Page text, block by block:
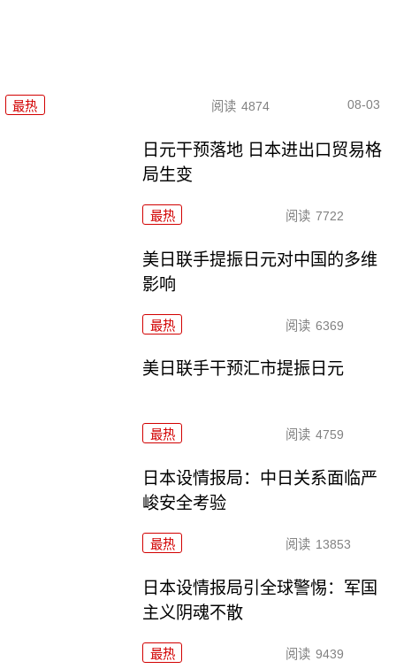
最热 阅读 4874 08-03
日元干预落地 日本进出口贸易格
局生变
最热 阅读 7722
美日联手提振日元对中国的多维
影响
最热 阅读 6369
美日联手干预汇市提振日元
最热 阅读 4759
日本设情报局：中日关系面临严
峻安全考验
最热 阅读 13853
日本设情报局引全球警惕：军国
主义阴魂不散
最热 阅读 9439